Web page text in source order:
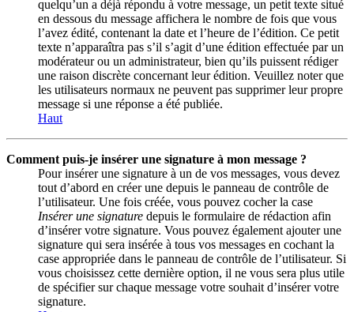
quelqu’un a déjà répondu à votre message, un petit texte situé
en dessous du message affichera le nombre de fois que vous
l’avez édité, contenant la date et l’heure de l’édition. Ce petit
texte n’apparaîtra pas s’il s’agit d’une édition effectuée par un
modérateur ou un administrateur, bien qu’ils puissent rédiger
une raison discrète concernant leur édition. Veuillez noter que
les utilisateurs normaux ne peuvent pas supprimer leur propre
message si une réponse a été publiée.
Haut
Comment puis-je insérer une signature à mon message ?
Pour insérer une signature à un de vos messages, vous devez
tout d’abord en créer une depuis le panneau de contrôle de
l’utilisateur. Une fois créée, vous pouvez cocher la case
Insérer une signature depuis le formulaire de rédaction afin
d’insérer votre signature. Vous pouvez également ajouter une
signature qui sera insérée à tous vos messages en cochant la
case appropriée dans le panneau de contrôle de l’utilisateur. Si
vous choisissez cette dernière option, il ne vous sera plus utile
de spécifier sur chaque message votre souhait d’insérer votre
signature.